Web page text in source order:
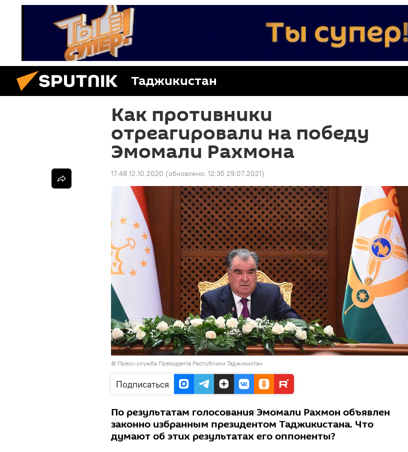
Таджикистан
Как противники
отреагировали на победу
Эмомали Рахмона
17:48 12.10.2020 (обновлено: 12:35 29.07.2021)
© Пресс-служба Президента Республики Таджикистан
Подписаться
По результатам голосования Эмомали Рахмон объявлен
законно избранным президентом Таджикистана. Что
думают об этих результатах его оппоненты?